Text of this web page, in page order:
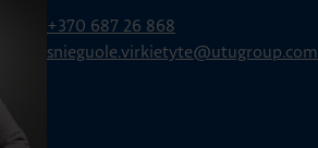
+370 687 26 868
snieguole.virkietyte@utugroup.com